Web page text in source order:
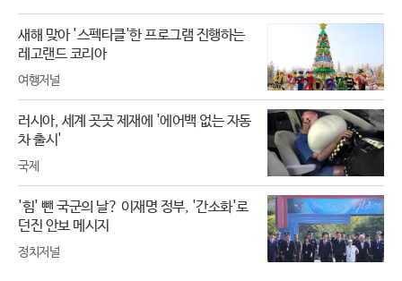
새해 맞아 '스펙타클'한 프로그램 진행하는
레고랜드 코리아
여행저널
러시아, 세계 곳곳 제재에 '에어백 없는 자동
차 출시'
국제
'힘' 뺀 국군의 날? 이재명 정부, '간소화'로
던진 안보 메시지
정치저널